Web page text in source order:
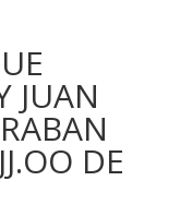
JUAN
DE